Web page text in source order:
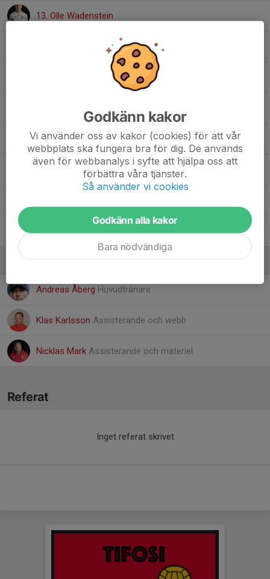
13. Olle Wadenstein
22. Ludvig Edh
23. Ture Zetterlund
24. Nils Christoffersson
Andreas Åberg Huvudtränare
Klas Karlsson Assisterande och webb
Nicklas Mark Assisterande och materiel
Referat
Inget referat skrivet
Godkänn kakor
Vi använder oss av kakor (cookies) för att vår
webbplats ska fungera bra för dig. De används
även för webbanalys i syfte att hjälpa oss att
förbättra våra tjänster.
Så använder vi cookies
Godkänn alla kakor
Bara nödvändiga